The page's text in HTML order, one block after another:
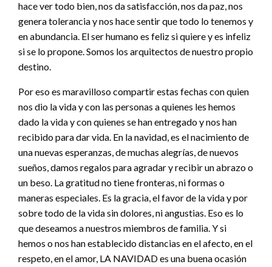
hace ver todo bien, nos da satisfacción, nos da paz, nos
genera tolerancia y nos hace sentir que todo lo tenemos y
en abundancia. El ser humano es feliz si quiere y es infeliz
si se lo propone. Somos los arquitectos de nuestro propio
destino.
Por eso es maravilloso compartir estas fechas con quien
nos dio la vida y con las personas a quienes les hemos
dado la vida y con quienes se han entregado y nos han
recibido para dar vida. En la navidad, es el nacimiento de
una nuevas esperanzas, de muchas alegrías, de nuevos
sueños, damos regalos para agradar y recibir un abrazo o
un beso. La gratitud no tiene fronteras, ni formas o
maneras especiales. Es la gracia, el favor de la vida y por
sobre todo de la vida sin dolores, ni angustias. Eso es lo
que deseamos a nuestros miembros de familia. Y si
hemos o nos han establecido distancias en el afecto, en el
respeto, en el amor, LA NAVIDAD es una buena ocasión